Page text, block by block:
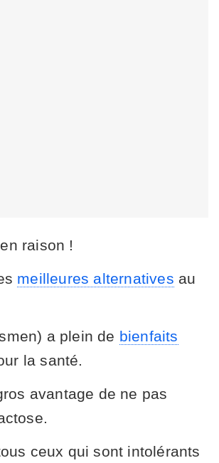
raison !
meilleures alternatives au
a plein de bienfaits
la santé.
avantage de ne pas
ceux qui sont intolérants